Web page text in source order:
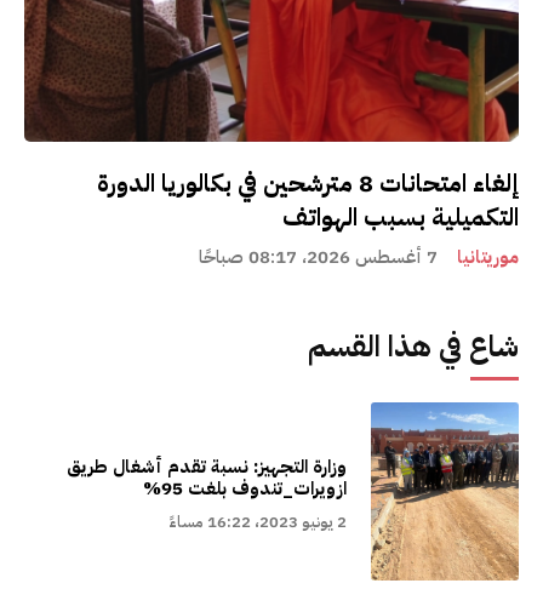
إلغاء امتحانات 8 مترشحين في بكالوريا الدورة
التكميلية بسبب الهواتف
موريتانيا 7 أغسطس 2026، 08:17 صباحًا
شاع في هذا القسم
وزارة التجهيز: نسبة تقدم أشغال طريق
ازويرات_تندوف بلغت 95%
2 يونيو 2023، 16:22 مساءً